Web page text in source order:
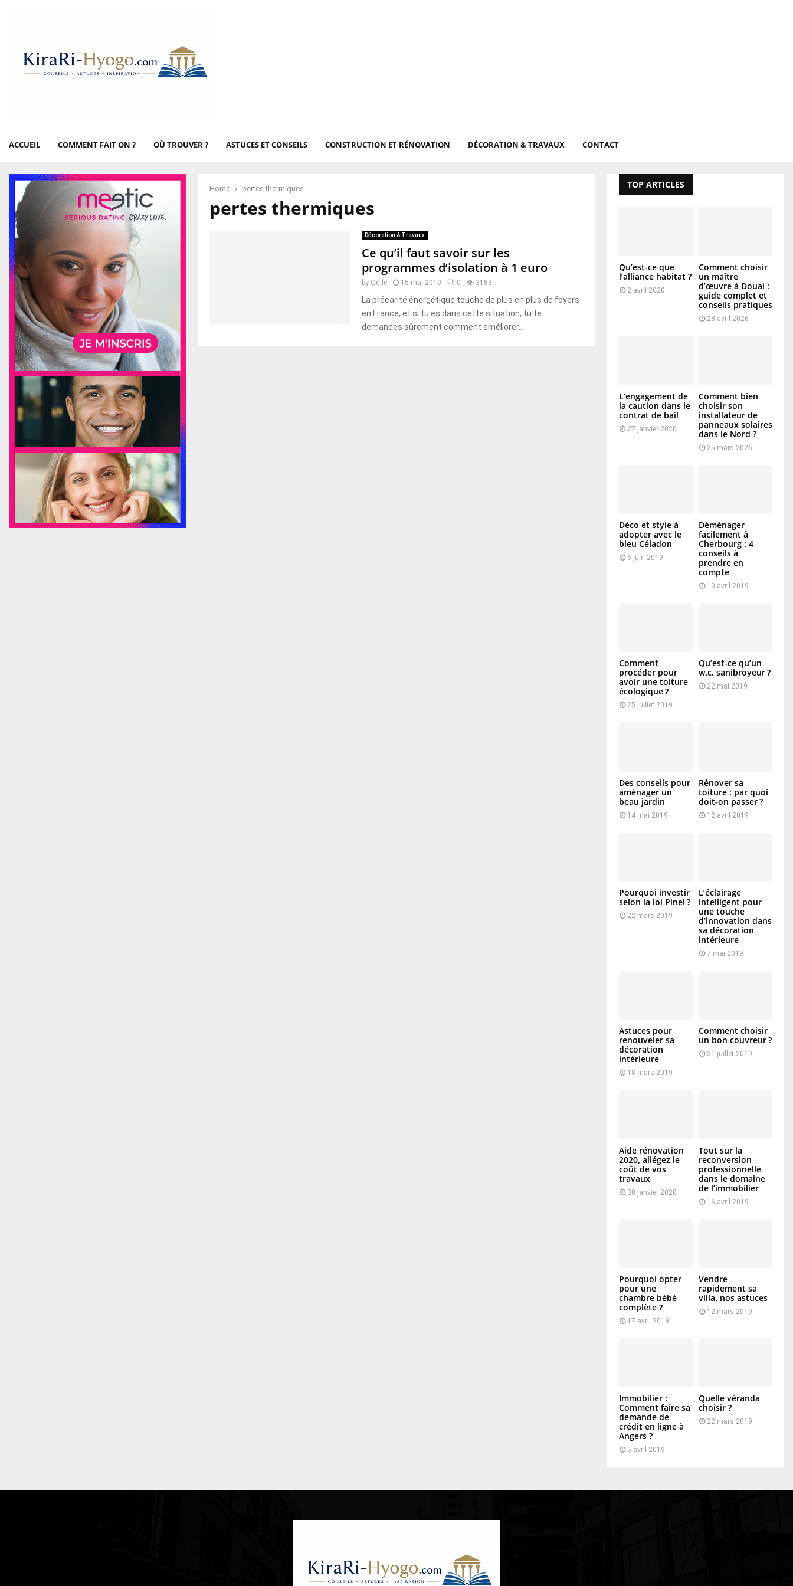
ACCUEIL COMMENT FAIT ON ? OÙ TROUVER ? ASTUCES ET CONSEILS CONSTRUCTION ET RÉNOVATION DÉCORATION & TRAVAUX CONTACT
Home pertes thermiques
pertes thermiques
Décoration & Travaux
Ce qu’il faut savoir sur les
programmes d’isolation à 1 euro
by Odile 15 mai 2019 0 3183
La précarité énergétique touche de plus en plus de foyers
en France, et si tu es dans cette situation, tu te
demandes sûrement comment améliorer...
TOP ARTICLES
Qu’est-ce que
l’alliance habitat ?
2 avril 2020
Comment choisir
un maître
d’œuvre à Douai :
guide complet et
conseils pratiques
28 avril 2026
L’engagement de
la caution dans le
contrat de bail
27 janvier 2020
Comment bien
choisir son
installateur de
panneaux solaires
dans le Nord ?
25 mars 2026
Déco et style à
adopter avec le
bleu Céladon
6 juin 2019
Déménager
facilement à
Cherbourg : 4
conseils à
prendre en
compte
10 avril 2019
Comment
procéder pour
avoir une toiture
écologique ?
25 juillet 2019
Qu’est-ce qu’un
w.c. sanibroyeur ?
22 mai 2019
Des conseils pour
aménager un
beau jardin
14 mai 2019
Rénover sa
toiture : par quoi
doit-on passer ?
12 avril 2019
Pourquoi investir
selon la loi Pinel ?
22 mars 2019
L’éclairage
intelligent pour
une touche
d’innovation dans
sa décoration
intérieure
7 mai 2019
Astuces pour
renouveler sa
décoration
intérieure
18 mars 2019
Comment choisir
un bon couvreur ?
31 juillet 2019
Aide rénovation
2020, allégez le
coût de vos
travaux
30 janvier 2020
Tout sur la
reconversion
professionnelle
dans le domaine
de l’immobilier
16 avril 2019
Pourquoi opter
pour une
chambre bébé
complète ?
17 avril 2019
Vendre
rapidement sa
villa, nos astuces
12 mars 2019
Immobilier :
Comment faire sa
demande de
crédit en ligne à
Angers ?
5 avril 2019
Quelle véranda
choisir ?
22 mars 2019